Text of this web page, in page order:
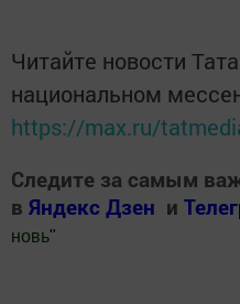
Читайте новости
национальном
https://max.ru/
Следите за самым
в Яндекс Дзен и
новь"